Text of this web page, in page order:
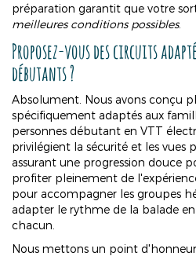
préparation garantit que votre
meilleures conditions possibles.
Proposez-vous des circuits
débutants ?
Absolument. Nous avons conçu
spécifiquement adaptés aux
personnes débutant en VTT
privilégient la sécurité et les vues
assurant une progression douce
profiter pleinement de
pour accompagner les groupes
adapter le rythme de la balade
chacun.
Nous mettons un point